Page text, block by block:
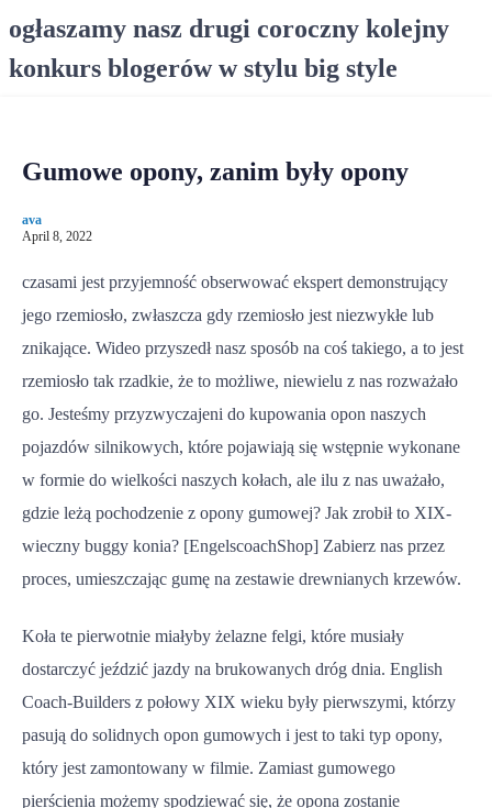
ogłaszamy nasz drugi coroczny kolejny
konkurs blogerów w stylu big style
Gumowe opony, zanim były opony
ava
April 8, 2022
czasami jest przyjemność obserwować ekspert demonstrujący
jego rzemiosło, zwłaszcza gdy rzemiosło jest niezwykłe lub
znikające. Wideo przyszedł nasz sposób na coś takiego, a to jest
rzemiosło tak rzadkie, że to możliwe, niewielu z nas rozważało
go. Jesteśmy przyzwyczajeni do kupowania opon naszych
pojazdów silnikowych, które pojawiają się wstępnie wykonane
w formie do wielkości naszych kołach, ale ilu z nas uważało,
gdzie leżą pochodzenie z opony gumowej? Jak zrobił to XIX-
wieczny buggy konia? [EngelscoachShop] Zabierz nas przez
proces, umieszczając gumę na zestawie drewnianych krzewów.
Koła te pierwotnie miałyby żelazne felgi, które musiały
dostarczyć jeździć jazdy na brukowanych dróg dnia. English
Coach-Builders z połowy XIX wieku były pierwszymi, którzy
pasują do solidnych opon gumowych i jest to taki typ opony,
który jest zamontowany w filmie. Zamiast gumowego
pierścienia możemy spodziewać się, że opona zostanie